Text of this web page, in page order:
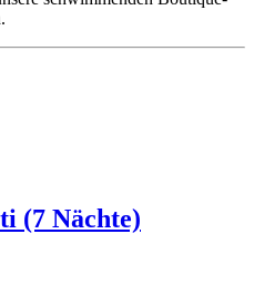
(7 Nächte)